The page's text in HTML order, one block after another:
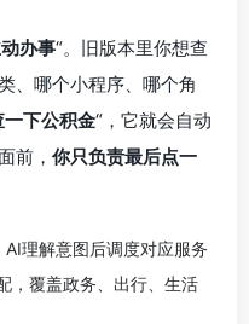
办事“。旧版本里你想查
、哪个小程序、哪个角
一下公积金“，它就会自动
前， 你只负责最后点一
AI理解意图后调度对应服务
，覆盖政务、出行、生活